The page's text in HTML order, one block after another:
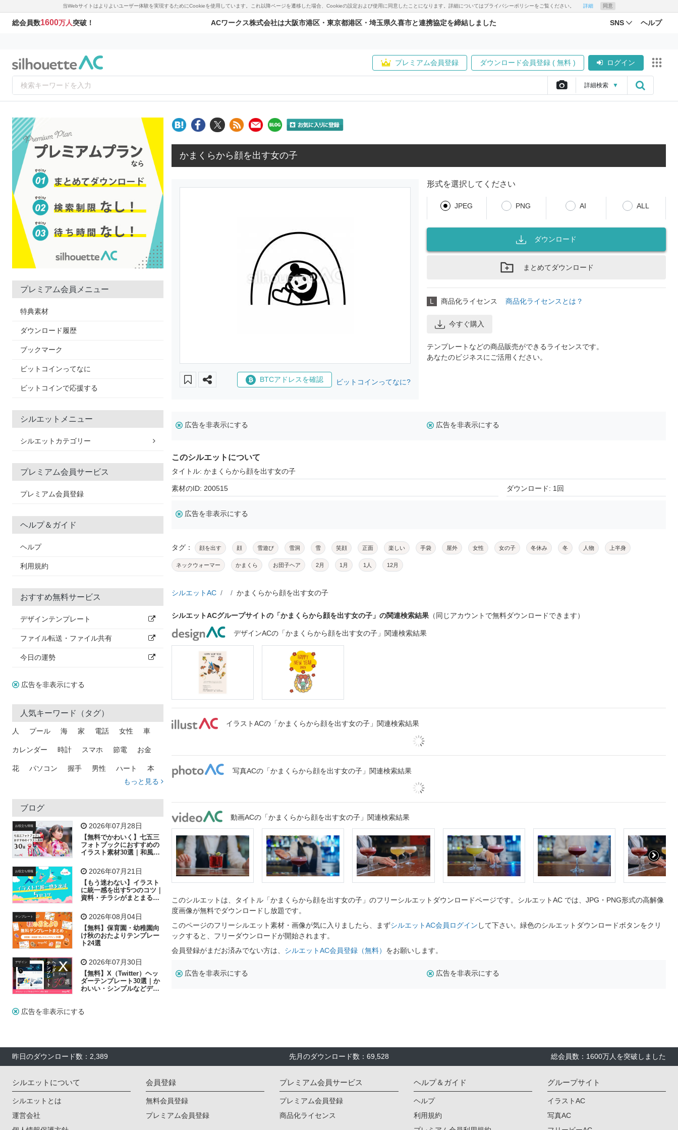
当Webサイトはよりよいユーザー体験を実現するためにCookieを使用しています。これ以降ページを遷移した場合、Cookieの設定および使用に同意したことになります。詳細についてはプライバシーポリシーをご覧ください。 詳細 同意
総会員数1600万人突破！ ACワークス株式会社は大阪市港区・東京都港区・埼玉県久喜市と連携協定を締結しました SNS ヘルプ
プレミアム会員登録 ダウンロード会員登録 ( 無料 ) ログイン
詳細検索 ▼
プレミアム会員メニュー
特典素材
ダウンロード履歴
ブックマーク
ビットコインってなに
ビットコインで応援する
シルエットメニュー
シルエットカテゴリー
プレミアム会員サービス
プレミアム会員登録
ヘルプ＆ガイド
ヘルプ
利用規約
おすすめ無料サービス
デザインテンプレート
ファイル転送・ファイル共有
今日の運勢
広告を非表示にする
人気キーワード（タグ）
人 プール 海 家 電話 女性 車
カレンダー 時計 スマホ 節電 お金
花 パソコン 握手 男性 ハート 本
トラック 木
吹き出し
飛行機 グラフ ビル 魚 家族 書類
歩く 工場 会社 太陽 キラキラ
子供 作業員 相談 ピクトグラム
もっと見る
ブログ
お役立ち情報 2026年07月28日
【無料でかわいく】七五三
フォトブックにおすすめの
イラスト素材30選｜和風の
お役立ち情報 2026年07月21日
【もう迷わない】イラスト
に統一感を出す5つのコツ｜
資料・チラシがまとまるフ
テンプレート 2026年08月04日
【無料】保育園・幼稚園向
け秋のおたよりテンプレー
ト24選
デザイン 2026年07月30日
【無料】X（Twitter）ヘッ
ダーテンプレート30選｜か
わいい・シンプルなどデザ
広告を非表示にする
かまくらから顔を出す女の子
BTCアドレスを確認 ビットコインってなに?
形式を選択してください
JPEG PNG AI ALL
ダウンロード
まとめてダウンロード
L 商品化ライセンス 商品化ライセンスとは？
今すぐ購入
テンプレートなどの商品販売ができるライセンスです。
あなたのビジネスにご活用ください。
広告を非表示にする 広告を非表示にする
このシルエットについて
タイトル: かまくらから顔を出す女の子
素材のID: 200515 ダウンロード: 1回
広告を非表示にする
タグ： 顔を出す 顔 雪遊び 雪洞 雪 笑顔 正面 楽しい 手袋 屋外 女性 女の子 冬休み 冬 人物 上半身
ネックウォーマー かまくら お団子ヘア 2月 1月 1人 12月
シルエットAC かまくらから顔を出す女の子
シルエットACグループサイトの「かまくらから顔を出す女の子」の関連検索結果 （同じアカウントで無料ダウンロードできます）
デザインACの「かまくらから顔を出す女の子」関連検索結果
イラストACの「かまくらから顔を出す女の子」関連検索結果
写真ACの「かまくらから顔を出す女の子」関連検索結果
動画ACの「かまくらから顔を出す女の子」関連検索結果
このシルエットは、タイトル「かまくらから顔を出す女の子」のフリーシルエットダウンロードページです。シルエットAC では、JPG・PNG形式の高解像
度画像が無料でダウンロードし放題です。
このページのフリーシルエット素材・画像が気に入りましたら、まずシルエットAC会員ログイン して下さい。緑色のシルエットダウンロードボタンをクリ
ックすると、フリーダウンロードが開始されます。
会員登録がまだお済みでない方は、 シルエットAC会員登録（無料） をお願いします。
広告を非表示にする 広告を非表示にする
昨日のダウンロード数：2,389 先月のダウンロード数：69,528 総会員数：1600万人を突破しました
シルエットについて
シルエットとは
運営会社
会員登録
無料会員登録
プレミアム会員登録
プレミアム会員サービス
プレミアム会員登録
商品化ライセンス
ヘルプ＆ガイド
ヘルプ
利用規約
グループサイト
イラストAC
写真AC